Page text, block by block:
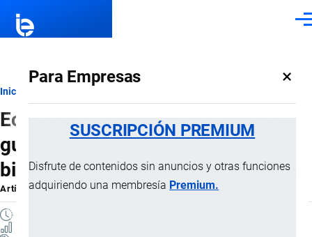
Para Empresas ×
SUSCRIPCIÓN PREMIUM
Disfrute de contenidos sin anuncios y otras funciones
adquiriendo una membresía Premium.
Ruta
de
navegación
Inicio
Ecuador y Colombia: impacto de la
guerra arancelaria en el comercio
bilateral y perspectivas económicas
ArtículoporJaime Mise, 5 Mayo, 2026